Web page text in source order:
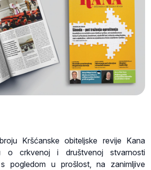
Kršćanske obiteljske revije Kana
o crkvenoj i društvenoj stvarnosti
pogledom u prošlost, na zanimljive